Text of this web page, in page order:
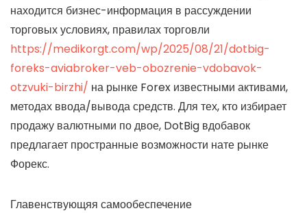
находится бизнес-информация в рассуждении
торговых условиях, правилах торговли
https://medikorgt.com/wp/2025/08/21/dotbig-
foreks-aviabroker-veb-obozrenie-vdobavok-
otzvuki-birzhi/ на рынке Forex известными активами,
методах ввода/вывода средств. Для тех, кто избирает
продажу валютными по двое, DotBig вдобавок
предлагает пространные возможности нате рынке
Форекс.
Главенствующяя самообеспечение